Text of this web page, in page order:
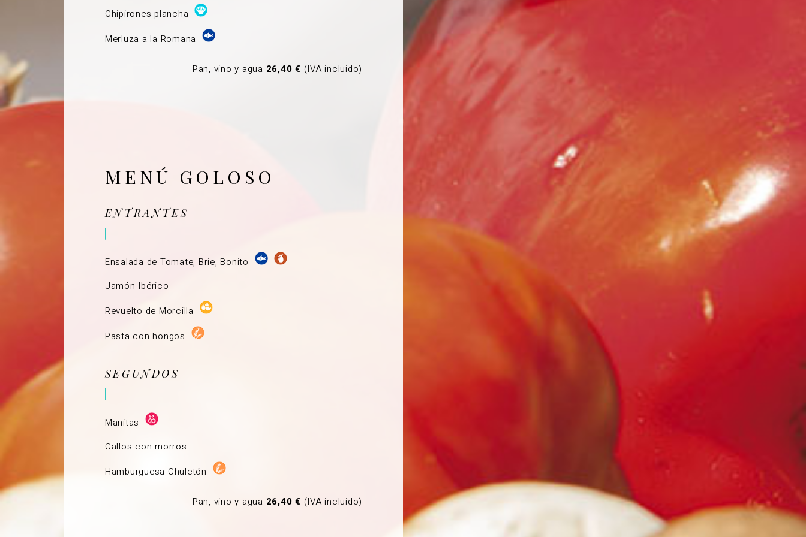
Chipirones plancha
Merluza a la Romana
Pan, vino y agua 26,40 € (IVA incluido)
MENÚ GOLOSO
ENTRANTES
Ensalada de Tomate, Brie, Bonito
Jamón Ibérico
Revuelto de Morcilla
Pasta con hongos
SEGUNDOS
Manitas
Callos con morros
Hamburguesa Chuletón
Pan, vino y agua 26,40 € (IVA incluido)